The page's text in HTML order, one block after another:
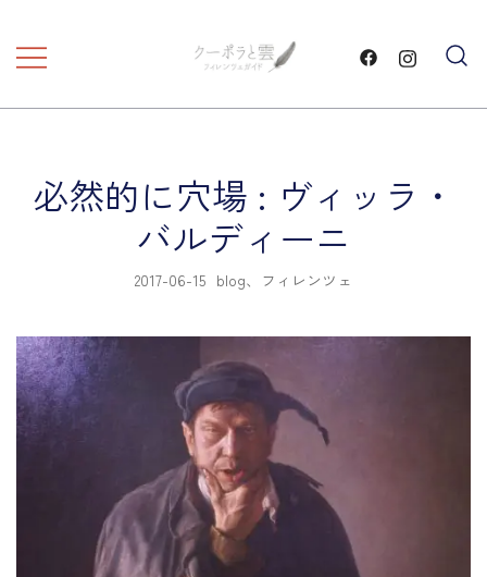
フィレンツェガイド・クーポ
必然的に穴場 : ヴィッラ・
バルディーニ
2017-06-15 blog、 フィレンツェ